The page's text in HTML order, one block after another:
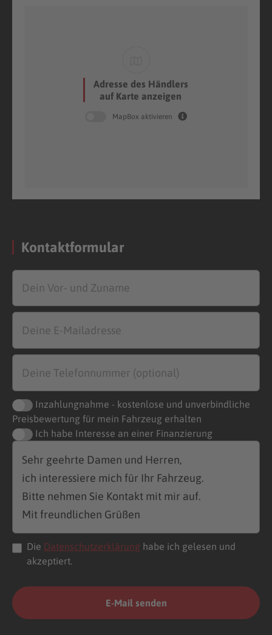
Adresse des Händlers
auf Karte anzeigen
MapBox aktivieren
Kontaktformular
Inzahlungnahme - kostenlose und unverbindliche
Preisbewertung für mein Fahrzeug erhalten
Ich habe Interesse an einer Finanzierung
Die Datenschutzerklärung habe ich gelesen und
akzeptiert.